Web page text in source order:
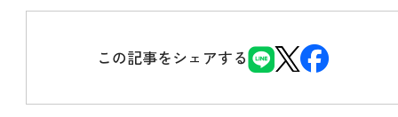
この記事をシェアする